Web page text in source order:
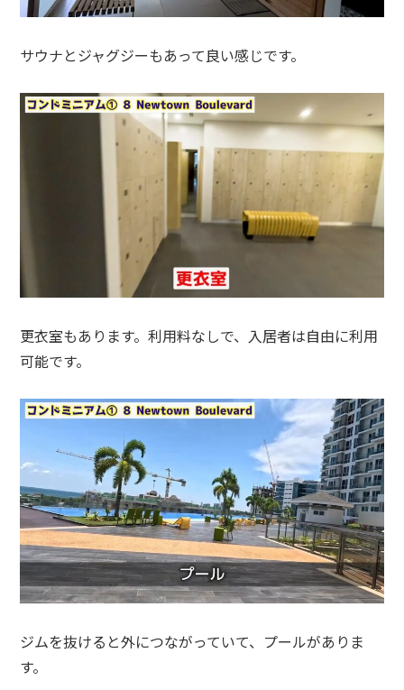
サウナとジャグジーもあって良い感じです。
更衣室もあります。利用料なしで、入居者は自由に利用
可能です。
ジムを抜けると外につながっていて、プールがありま
す。